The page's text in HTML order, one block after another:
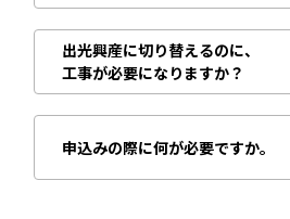
出光興産に切り替えるのに、
工事が必要になりますか？
申込みの際に何が必要ですか。